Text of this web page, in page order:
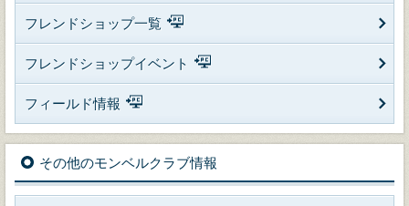
フレンドショップ一覧
フレンドショップイベント
フィールド情報
その他のモンベルクラブ情報